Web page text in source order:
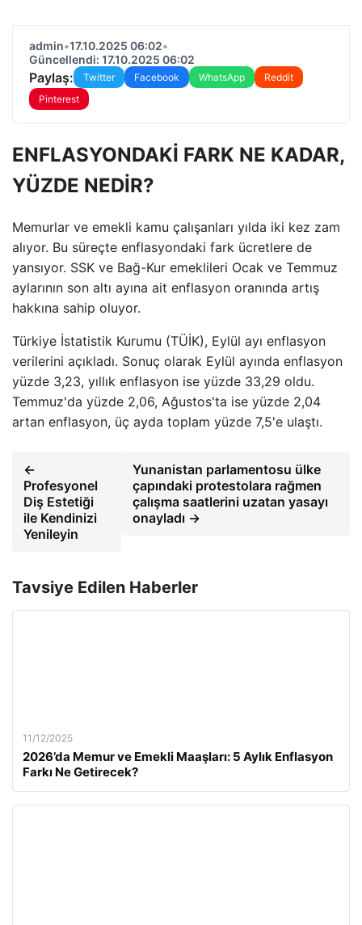
admin•17.10.2025 06:02•
Güncellendi: 17.10.2025 06:02
Paylaş: Twitter Facebook WhatsApp
Reddit
Pinterest
ENFLASYONDAKİ FARK NE KADAR,
YÜZDE NEDİR?
Memurlar ve emekli kamu çalışanları yılda iki kez zam
alıyor. Bu süreçte enflasyondaki fark ücretlere de
yansıyor. SSK ve Bağ-Kur emeklileri Ocak ve Temmuz
aylarının son altı ayına ait enflasyon oranında artış
hakkına sahip oluyor.
Türkiye İstatistik Kurumu (TÜİK), Eylül ayı enflasyon
verilerini açıkladı. Sonuç olarak Eylül ayında enflasyon
yüzde 3,23, yıllık enflasyon ise yüzde 33,29 oldu.
Temmuz'da yüzde 2,06, Ağustos'ta ise yüzde 2,04
artan enflasyon, üç ayda toplam yüzde 7,5'e ulaştı.
←
Profesyonel
Diş Estetiği
ile Kendinizi
Yenileyin
Yunanistan parlamentosu ülke
çapındaki protestolara rağmen
çalışma saatlerini uzatan yasayı
onayladı →
Tavsiye Edilen Haberler
11/12/2025
2026’da Memur ve Emekli Maaşları: 5 Aylık Enflasyon
Farkı Ne Getirecek?